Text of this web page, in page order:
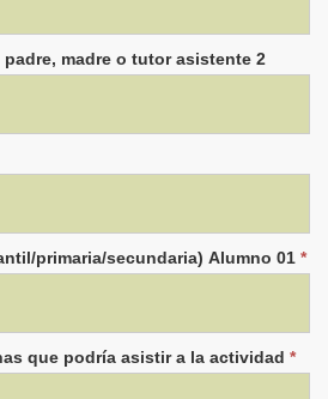
madre o tutor asistente 2
primaria/secundaria) Alumno 01 *
que podría asistir a la actividad *